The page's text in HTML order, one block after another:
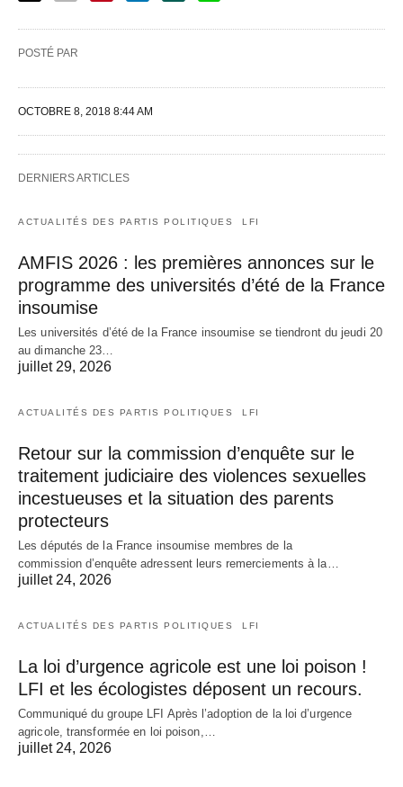
POSTÉ PAR
OCTOBRE 8, 2018 8:44 AM
DERNIERS ARTICLES
ACTUALITÉS DES PARTIS POLITIQUES LFI
AMFIS 2026 : les premières annonces sur le
programme des universités d’été de la France
insoumise
Les universités d’été de la France insoumise se tiendront du jeudi 20
au dimanche 23…
juillet 29, 2026
ACTUALITÉS DES PARTIS POLITIQUES LFI
Retour sur la commission d’enquête sur le
traitement judiciaire des violences sexuelles
incestueuses et la situation des parents
protecteurs
Les députés de la France insoumise membres de la
commission d’enquête adressent leurs remerciements à la…
juillet 24, 2026
ACTUALITÉS DES PARTIS POLITIQUES LFI
La loi d’urgence agricole est une loi poison !
LFI et les écologistes déposent un recours.
Communiqué du groupe LFI Après l’adoption de la loi d’urgence
agricole, transformée en loi poison,…
juillet 24, 2026